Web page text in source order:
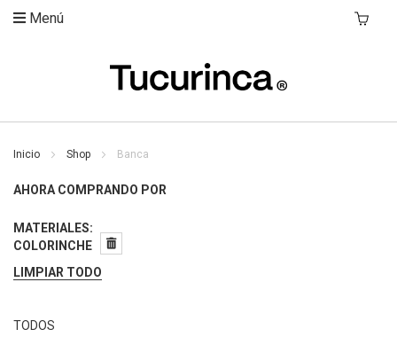
Menú Mi
Inicio Shop Banca
AHORA COMPRANDO POR
MATERIALES
COLORINCHE
LIMPIAR TODO
TODOS